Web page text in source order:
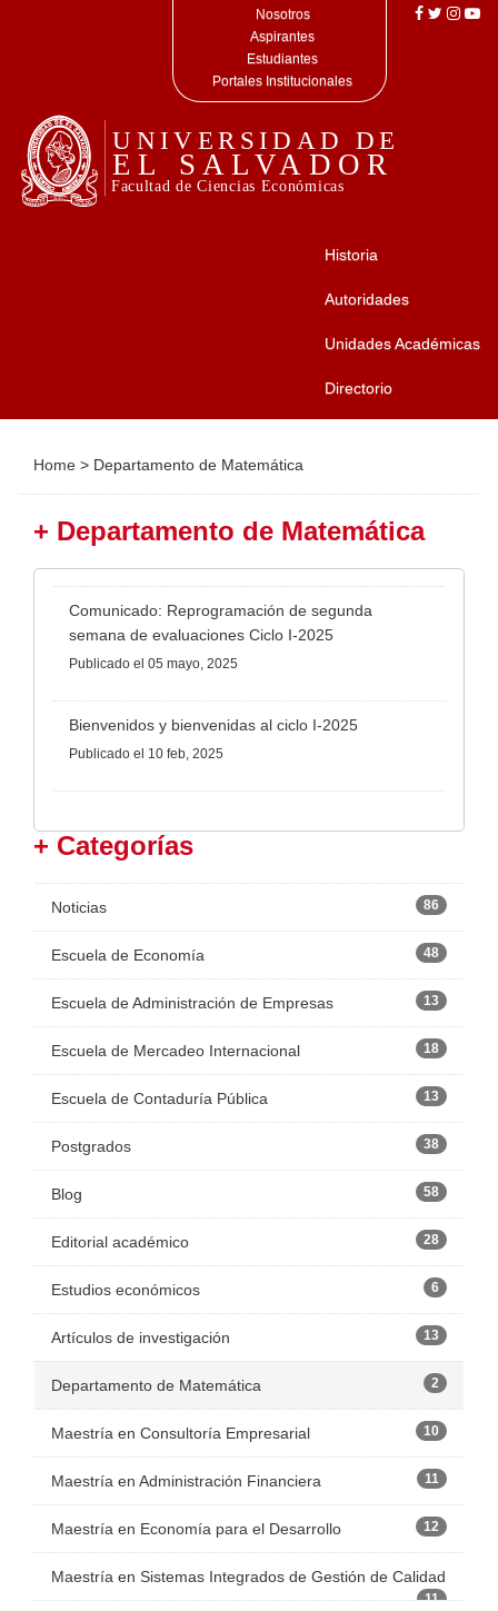
Nosotros
Aspirantes
Estudiantes
Portales Institucionales
Historia
Autoridades
Unidades Académicas
Directorio
Home > Departamento de Matemática
+ Departamento de Matemática
Comunicado: Reprogramación de segunda
semana de evaluaciones Ciclo I-2025
Publicado el 05 mayo, 2025
Bienvenidos y bienvenidas al ciclo I-2025
Publicado el 10 feb, 2025
+ Categorías
Noticias 86
Escuela de Economía 48
Escuela de Administración de Empresas 13
Escuela de Mercadeo Internacional 18
Escuela de Contaduría Pública 13
Postgrados 38
Blog 58
Editorial académico 28
Estudios económicos 6
Artículos de investigación 13
Departamento de Matemática 2
Maestría en Consultoría Empresarial 10
Maestría en Administración Financiera 11
Maestría en Economía para el Desarrollo 12
Maestría en Sistemas Integrados de Gestión de Calidad
11